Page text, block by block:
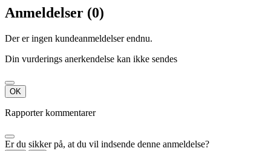
Anmeldelser (0)
Der er ingen kundeanmeldelser endnu.
Din vurderings anerkendelse kan ikke sendes
OK
Rapporter kommentarer
Er du sikker på, at du vil indsende denne anmeldelse?